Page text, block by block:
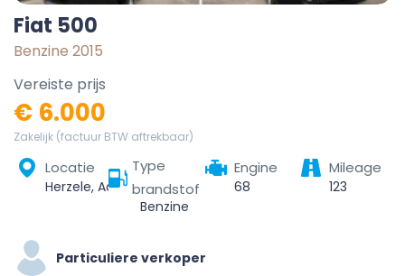
Fiat 500
Benzine 2015
Vereiste prijs
€ 6.000
Zakelijk (factuur BTW aftrekbaar)
Locatie
Herzele, Aalst, Oost-Vlaanderen, Vlaanderen, België
Type
brandstof
Benzine
Engine
68
Mileage
123
Particuliere verkoper